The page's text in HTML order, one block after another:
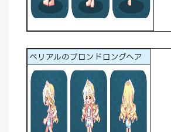
ベリアルのブロンドロングヘア